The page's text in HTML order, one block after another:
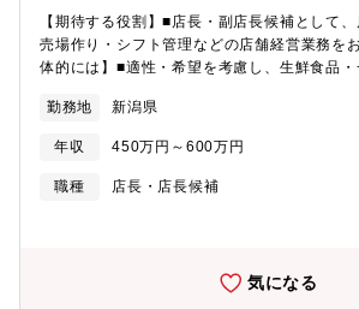
【期待する役割】■店長・副店長候補として
売場作り・シフト管理などの店舗経営業務を
体的には】■適性・希望を考慮し、生鮮食品
うなレイアウトの考案・陳列※マネジメント
経営に関する幅広い業務を担当頂きます。【
50～17：10（実働8時間／休憩80分）・9：
時間／休憩80分）・10：50～20：10（実働8
ウトに沿って並べますが、「ここはこうした
だけの仕事ができるのかが大切です。【研修
年次・部門ごとに行う年200回の教育セミナ
勤務地 新潟県
年収 450万円～600万円
職種
店長・店長候補
気になる